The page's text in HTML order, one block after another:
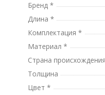
Бренд *
Длина *
Комплектация *
Материал *
Страна
Толщина
Цвет *